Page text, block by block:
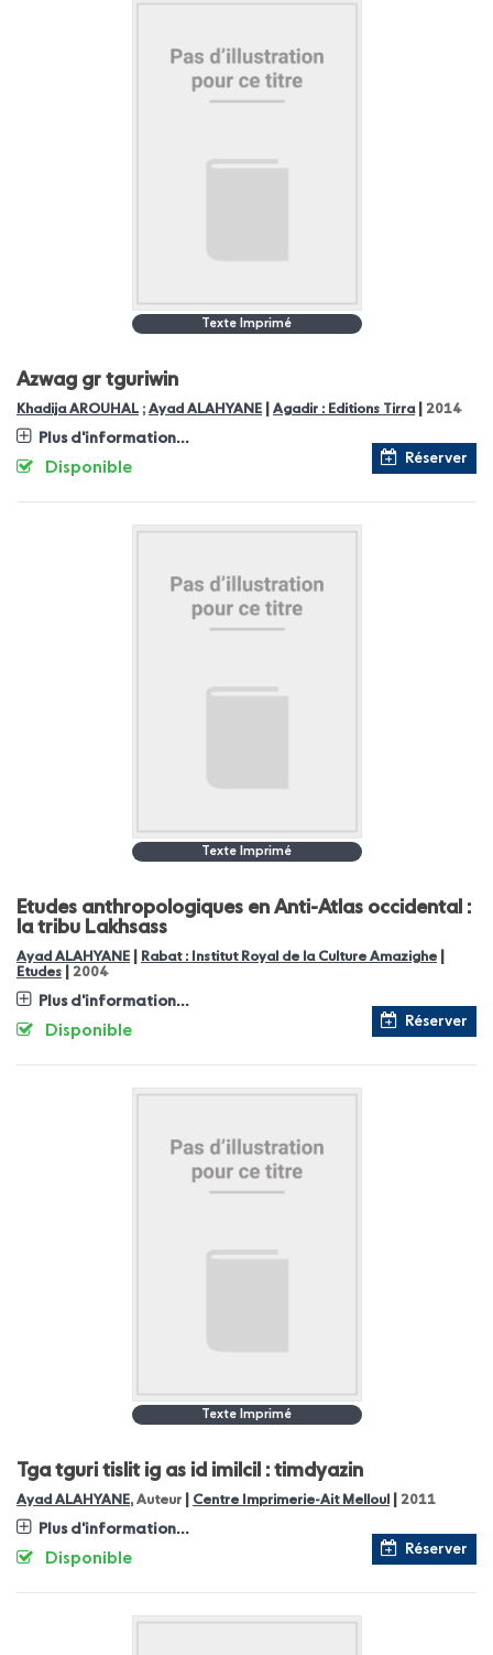
Texte Imprimé
Azwag gr tguriwin
Khadija AROUHAL ; Ayad ALAHYANE Agadir : Editions Tirra| 2014
Plus d'information...
Réserver
Disponible
Texte Imprimé
Etudes anthropologiques en Anti-Atlas occidental :
la tribu Lakhsass
Ayad ALAHYANE Rabat : Institut Royal de la Culture Amazighe
Etudes 2004
Plus d'information...
Réserver
Disponible
Texte Imprimé
Tga tguri tislit ig as id imilcil : timdyazin
Ayad ALAHYANE, Auteur Centre Imprimerie-Ait Melloul 2011
Plus d'information...
Réserver
Disponible